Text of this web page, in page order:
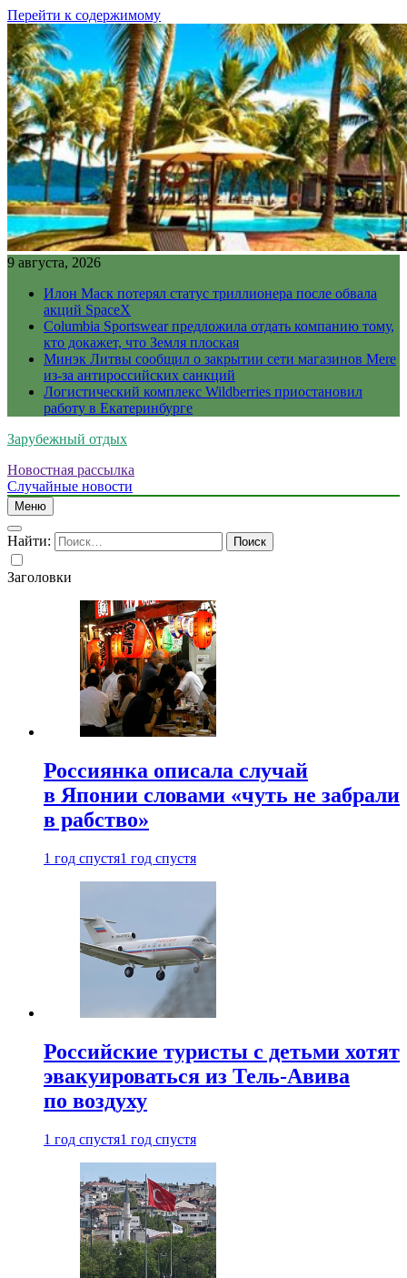
Перейти к содержимому
9 августа, 2026
Илон Маск потерял статус триллионера после обвала
акций SpaceX
Columbia Sportswear предложила отдать компанию тому,
кто докажет, что Земля плоская
Минэк Литвы сообщил о закрытии сети магазинов Mere
из-за антироссийских санкций
Логистический комплекс Wildberries приостановил
работу в Екатеринбурге
Зарубежный отдых
Новостная рассылка
Случайные новости
Меню
Найти:
Заголовки
Россиянка описала случай
в Японии словами «чуть не забрали
в рабство»
1 год спустя1 год спустя
Российские туристы с детьми хотят
эвакуироваться из Тель-Авива
по воздуху
1 год спустя1 год спустя